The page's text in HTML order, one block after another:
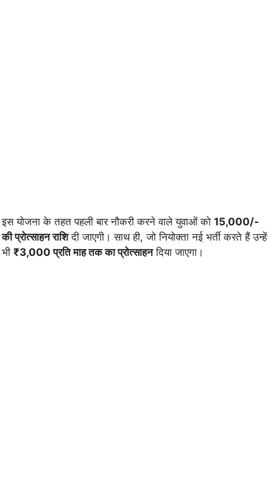
इस योजना के तहत पहली बार नौकरी करने वाले युवाओं को 15,000/-
की प्रोत्साहन राशिदी जाएगी। साथ ही, जो नियोक्ता नई भर्ती करते हैं उन्हें
भी ₹3,000 प्रति माह तक का प्रोत्साहनदिया जाएगा।